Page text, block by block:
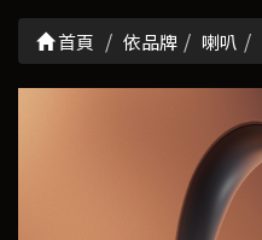
首頁 依品牌 喇叭